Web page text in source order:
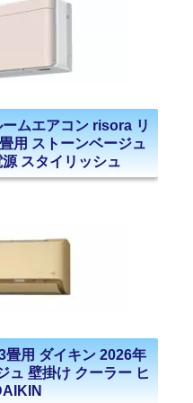
ムエアコン risora リ
用 ストーンベージュ
スタイリッシュ
用 ダイキン 2026年
ュ 壁掛け クーラー ヒ